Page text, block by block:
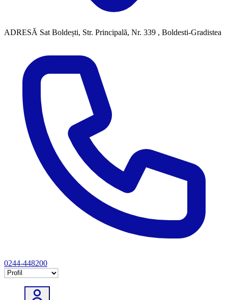
ADRESĂ Sat Boldești, Str. Principală, Nr. 339 , Boldesti-Gradistea
0244-448200
Selectează tab